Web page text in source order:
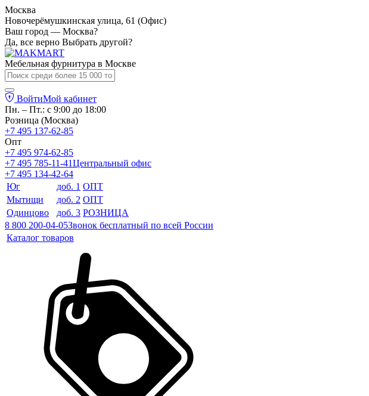
Москва
Новочерёмушкинская улица, 61 (Офис)
Ваш город — Москва?
Да, все верно Выбрать другой?
Мебельная фурнитура в Москве
ВойтиМой кабинет
Пн. – Пт.: с 9:00 до 18:00
Розница (Москва)
+7 495 137-62-85
Опт
+7 495 974-62-85
+7 495 785-11-41Центральный офис
+7 495 134-42-64
Юг
доб. 1 ОПТ
Мытищи
доб. 2 ОПТ
Одинцово
доб. 3 РОЗНИЦА
8 800 200-04-05Звонок бесплатный по всей России
Каталог товаров